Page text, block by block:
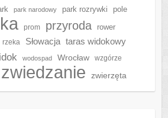
park narodowy park rozrywki
pole
prom przyroda
rower
rzeka Słowacja taras widokowy
wodospad Wrocław wzgórze
zwiedzanie zwierzęta